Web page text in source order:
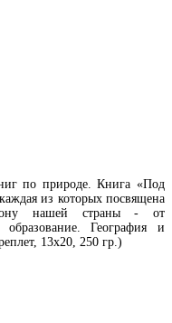
по природе. Книга «Под
из которых посвящена
нашей страны - от
География и
13х20, 250 гр.)